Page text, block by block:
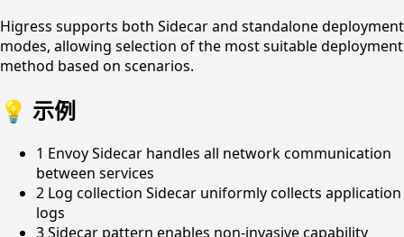
Higress supports both Sidecar and standalone deployment
modes, allowing selection of the most suitable deployment
method based on scenarios.
💡 示例
1 Envoy Sidecar handles all network communication
between services
2 Log collection Sidecar uniformly collects application
logs
3Sidecar pattern enables non-invasive capability